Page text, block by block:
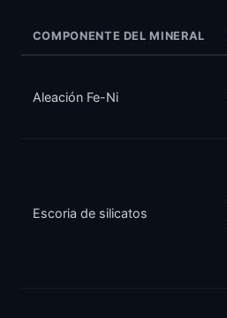
COMPONENTE DEL MINERAL
Aleación Fe-Ni
Escoria de silicatos